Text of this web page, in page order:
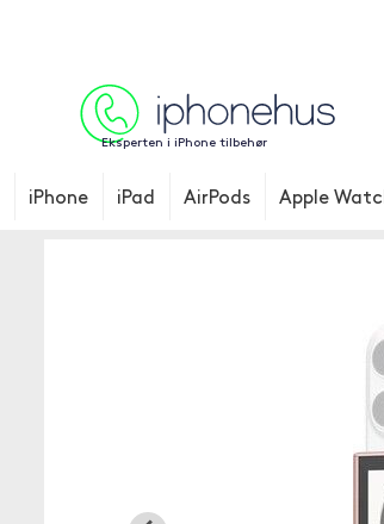
Eksperten i iPhone tilbehør
iPhone iPad AirPods Apple